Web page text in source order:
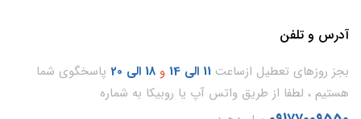
آدرس و تلفن
بجز روزهای تعطیل ازساعت 11 الی 14 و 18 الی 20
پاسخگوی شما
هستیم ، لطفا از طریق واتس آپ یا روبیکا به شماره